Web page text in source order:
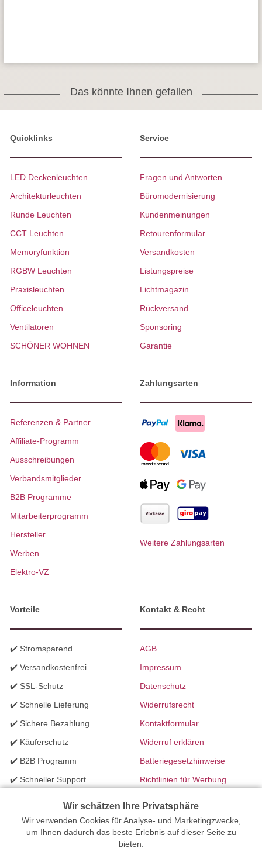
Das könnte Ihnen gefallen
Quicklinks
LED Deckenleuchten
Architekturleuchten
Runde Leuchten
CCT Leuchten
Memoryfunktion
RGBW Leuchten
Praxisleuchten
Officeleuchten
Ventilatoren
SCHÖNER WOHNEN
Service
Fragen und Antworten
Büromodernisierung
Kundenmeinungen
Retourenformular
Versandkosten
Listungspreise
Lichtmagazin
Rückversand
Sponsoring
Garantie
Information
Referenzen & Partner
Affiliate-Programm
Ausschreibungen
Verbandsmitglieder
B2B Programme
Mitarbeiterprogramm
Hersteller
Werben
Elektro-VZ
Zahlungsarten
Weitere Zahlungsarten
Vorteile
✔️ Stromsparend
✔️ Versandkostenfrei
✔️ SSL-Schutz
✔️ Schnelle Lieferung
✔️ Sichere Bezahlung
✔️ Käuferschutz
✔️ B2B Programm
✔️ Schneller Support
Kontakt & Recht
AGB
Impressum
Datenschutz
Widerrufsrecht
Kontaktformular
Widerruf erklären
Batteriegesetzhinweise
Richtlinien für Werbung
Ihr Onlinefachhandel für Beleuchtung seit 2012 | Erstellt mit
peleides.io
Wir schätzen Ihre Privatsphäre
Wir verwenden Cookies für Analyse- und Marketingzwecke,
um Ihnen dadurch das beste Erlebnis auf dieser Seite zu
bieten.